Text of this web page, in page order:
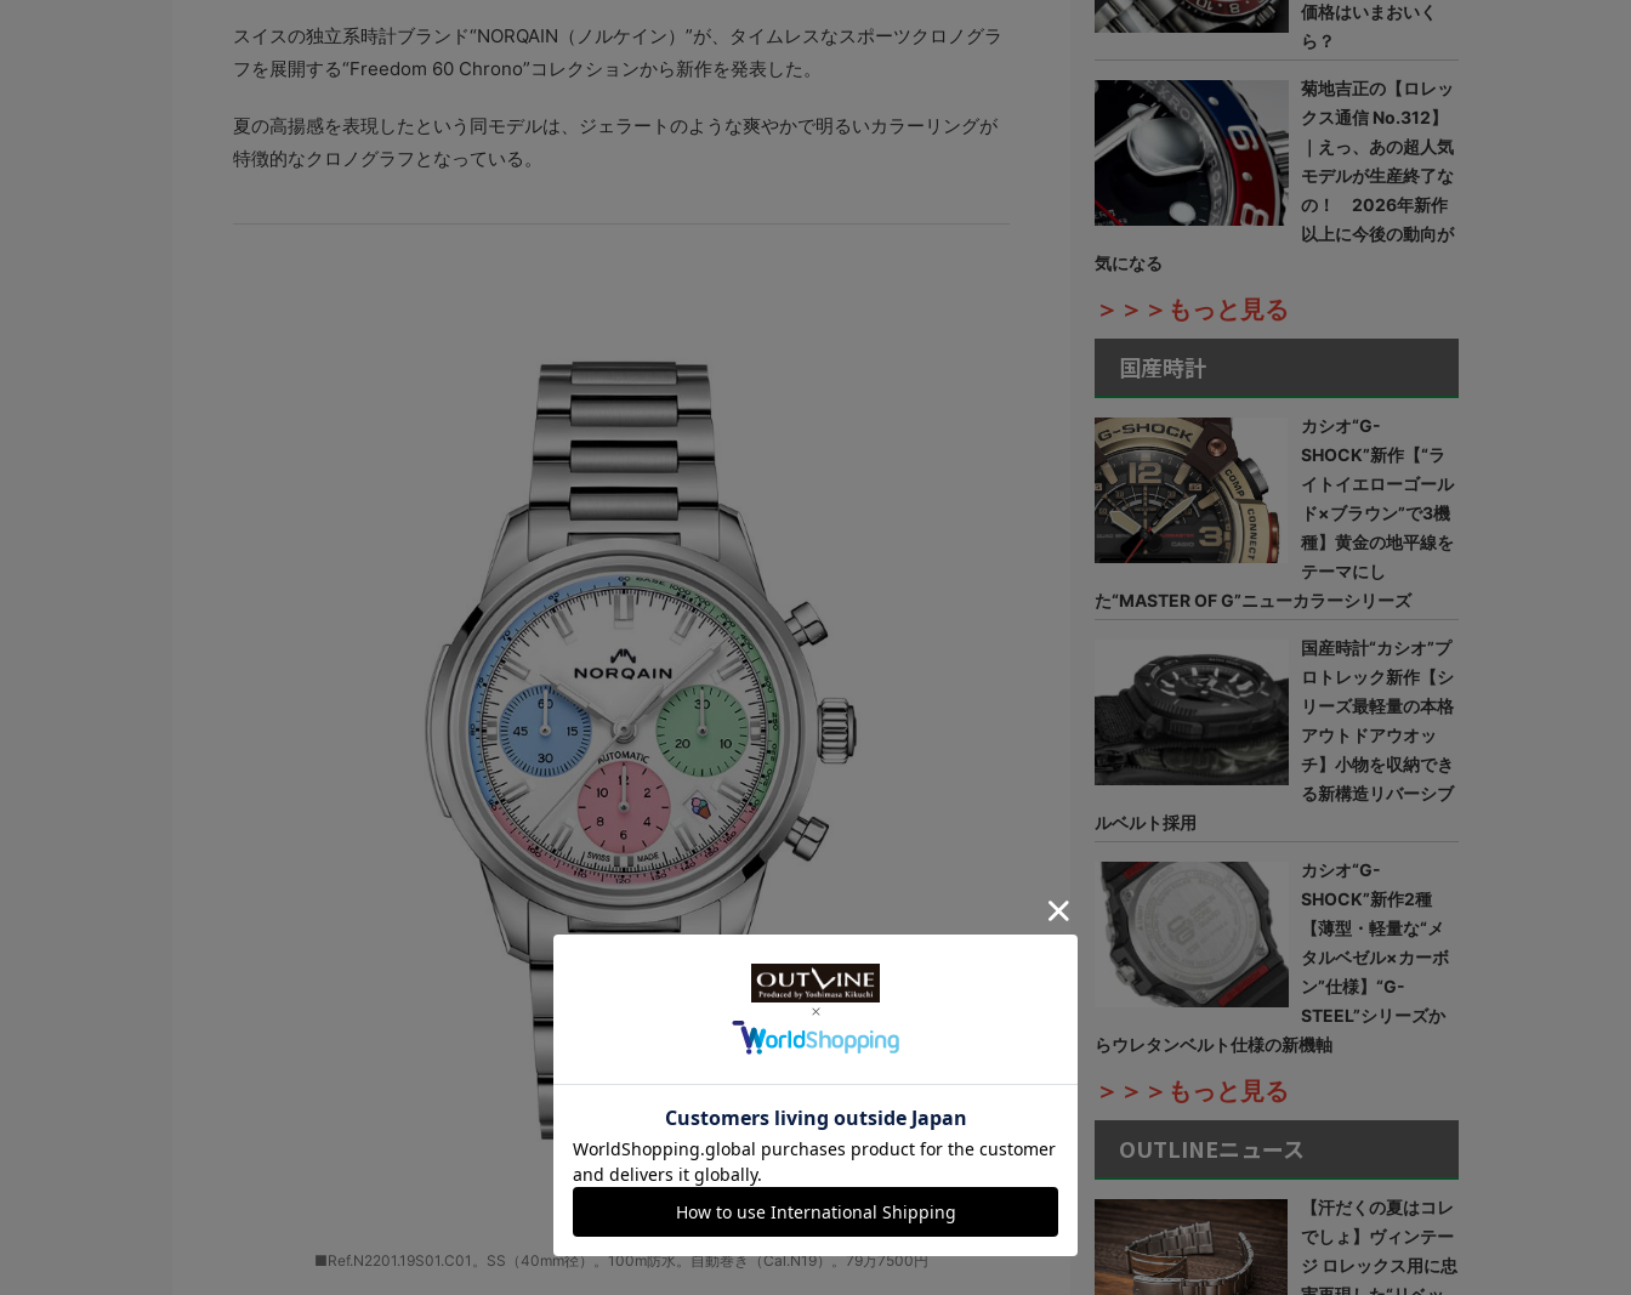
スイスの独立系時計ブランド“NORQAIN（ノルケイン）”が、タイムレスなスポーツクロノグラ
フを展開する“Freedom 60 Chrono”コレクションから新作を発表した。
夏の高揚感を表現したという同モデルは、ジェラートのような爽やかで明るいカラーリングが
特徴的なクロノグラフとなっている。
■Ref.N2201.19S01.C01。SS（40mm径）。100m防水。自動巻き（Cal.N19）。79万7500円
価格はいまおいく
ら？
菊地吉正の【ロレッ
クス通信 No.312】
｜えっ、あの超人気
モデルが生産終了な
の！ 2026年新作
以上に今後の動向が
気になる
＞＞＞もっと見る
国産時計
カシオ“G-
SHOCK”新作【“ラ
イトイエローゴール
ド×ブラウン”で3機
種】黄金の地平線を
テーマにし
た“MASTER OF G”ニューカラーシリーズ
国産時計“カシオ”プ
ロトレック新作【シ
リーズ最軽量の本格
アウトドアウオッ
チ】小物を収納でき
る新構造リバーシブ
ルベルト採用
カシオ“G-
SHOCK”新作2種
【薄型・軽量な“メ
タルベゼル×カーボ
ン”仕様】“G-
STEEL”シリーズか
らウレタンベルト仕様の新機軸
＞＞＞もっと見る
OUTLINEニュース
【汗だくの夏はコレ
でしょ】ヴィンテー
ジ ロレックス用に忠